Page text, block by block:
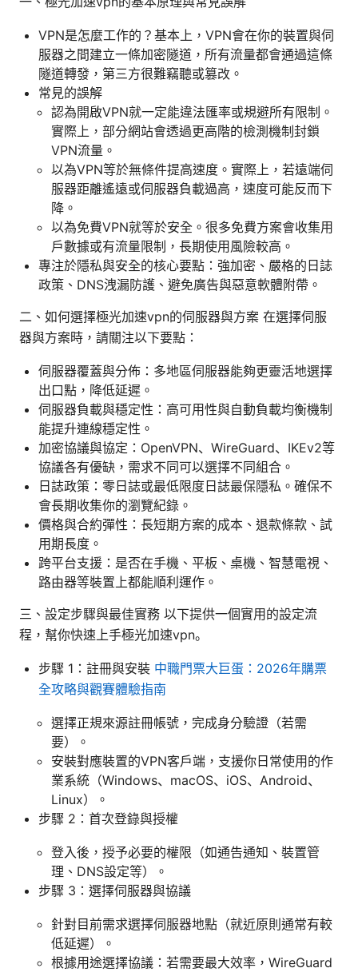
VPN是怎麼工作的？基本上，VPN會在你的裝置與伺
服器之間建立一條加密隧道，所有流量都會通過這條
隧道轉發，第三方很難竊聽或篡改。
常見的誤解
認為開啟VPN就一定能違法匯率或規避所有限制。
實際上，部分網站會透過更高階的檢測機制封鎖
VPN流量。
以為VPN等於無條件提高速度。實際上，若遠端伺
服器距離遙遠或伺服器負載過高，速度可能反而下
降。
以為免費VPN就等於安全。很多免費方案會收集用
戶數據或有流量限制，長期使用風險較高。
專注於隱私與安全的核心要點：強加密、嚴格的日誌
政策、DNS洩漏防護、避免廣告與惡意軟體附帶。
二、如何選擇極光加速vpn的伺服器與方案 在選擇伺服
器與方案時，請關注以下要點：
伺服器覆蓋與分佈：多地區伺服器能夠更靈活地選擇
出口點，降低延遲。
伺服器負載與穩定性：高可用性與自動負載均衡機制
能提升連線穩定性。
加密協議與協定：OpenVPN、WireGuard、IKEv2等
協議各有優缺，需求不同可以選擇不同組合。
日誌政策：零日誌或最低限度日誌最保隱私。確保不
會長期收集你的瀏覽紀錄。
價格與合約彈性：長短期方案的成本、退款條款、試
用期長度。
跨平台支援：是否在手機、平板、桌機、智慧電視、
路由器等裝置上都能順利運作。
三、設定步驟與最佳實務 以下提供一個實用的設定流
程，幫你快速上手極光加速vpn。
步驟 1：註冊與安裝 中職門票大巨蛋：2026年購票
全攻略與觀賽體驗指南
選擇正規來源註冊帳號，完成身分驗證（若需
要）。
安裝對應裝置的VPN客戶端，支援你日常使用的作
業系統（Windows、macOS、iOS、Android、
Linux）。
步驟 2：首次登錄與授權
登入後，授予必要的權限（如通告通知、裝置管
理、DNS設定等）。
步驟 3：選擇伺服器與協議
針對目前需求選擇伺服器地點（就近原則通常有較
低延遲）。
根據用途選擇協議：若需要最大效率，WireGuard